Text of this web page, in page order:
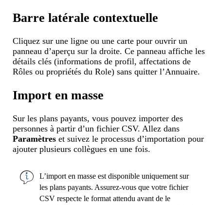
Barre latérale contextuelle
Cliquez sur une ligne ou une carte pour ouvrir un
panneau d’aperçu sur la droite. Ce panneau affiche les
détails clés (informations de profil, affectations de
Rôles ou propriétés du Role) sans quitter l’Annuaire.
Import en masse
Sur les plans payants, vous pouvez importer des
personnes à partir d’un fichier CSV. Allez dans
Paramètreset suivez le processus d’importation pour
ajouter plusieurs collègues en une fois.
L’import en masse est disponible uniquement sur
les plans payants. Assurez-vous que votre fichier
CSV respecte le format attendu avant de le